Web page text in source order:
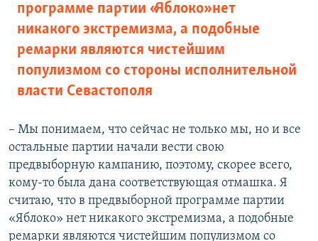
программе партии «Яблоко» нет
никакого экстремизма, а подобные
ремарки являются чистейшим
популизмом со стороны исполнительной
власти Севастополя
– Мы понимаем, что сейчас не только мы, но и все
остальные партии начали вести свою
предвыборную кампанию, поэтому, скорее всего,
кому-то была дана соответствующая отмашка. Я
считаю, что в предвыборной программе партии
«Яблоко» нет никакого экстремизма, а подобные
ремарки являются чистейшим популизмом со